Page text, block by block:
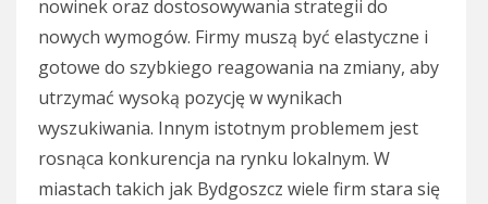
nowinek oraz dostosowywania strategii do
nowych wymogów. Firmy muszą być elastyczne i
gotowe do szybkiego reagowania na zmiany, aby
utrzymać wysoką pozycję w wynikach
wyszukiwania. Innym istotnym problemem jest
rosnąca konkurencja na rynku lokalnym. W
miastach takich jak Bydgoszcz wiele firm stara się